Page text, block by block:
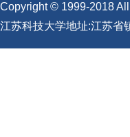
Copyright © 1999-2018
江苏科技大学地址:江苏省